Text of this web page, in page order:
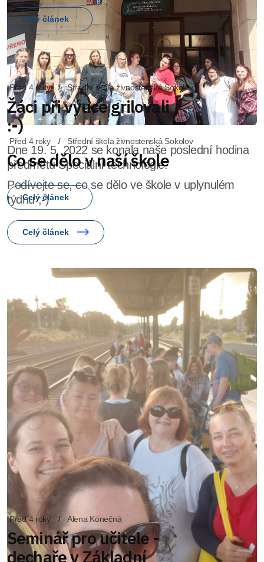
Před 4 roky Střední škola živnostenská Sokolov
Co se dělo v naší škole
Podívejte se, co se dělo ve škole v uplynulém
týdnu ;-)
Celý článek